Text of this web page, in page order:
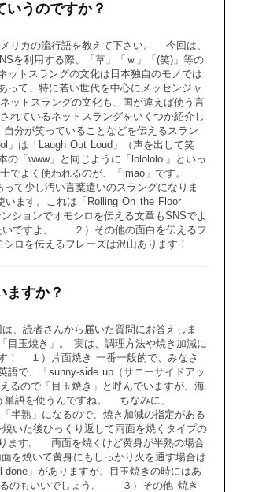
うのですか？
リカの流行語を教えて下さい。 今回は、
を利用する際、「草」「ｗ」「(笑)」等の
ットスラングの文化は日本独自のモノでは
って、特に若い世代を中心にメッセンジャ
トスラングの文化も、国が違えば使う言
ているネットスラングをいくつか紹介し
分が笑っていることなどを伝えるスラン
」は「Laugh Out Loud」（声を出して笑
の「www」と同じように「lolololol」といっ
よく使われるのが、「lmao」です。
て少し汚い言葉遣いのスラングになりま
ます。これは「Rolling On the Floor
ションでオモシロを伝える文章もSNSでよ
いですよ。 ２）その他の面白を伝えるフ
ロを伝えるフレーズは沢山あります！
ますか？
読者さんから届いた質問にお答えしま
玉焼き」。 実は、調理方法や焼き加減に
！ １）片面焼き 一番一般的で、みなさ
語で、「sunny-side up（サニーサイドアッ
ので「目玉焼き」と呼んでいますが、海
単語を使うんですね。 ちなみに、
半熟」になるので、焼き加減の指定がある
た後ひっくり返して両面を焼くタイプの
ます。 両面を焼くけど黄身が半熟の場合
を焼いて黄身にもしっかり火を通す場合は
」がありますが、目玉焼きの時にはあ
るのもいいでしょう。 ３）その他 焼き